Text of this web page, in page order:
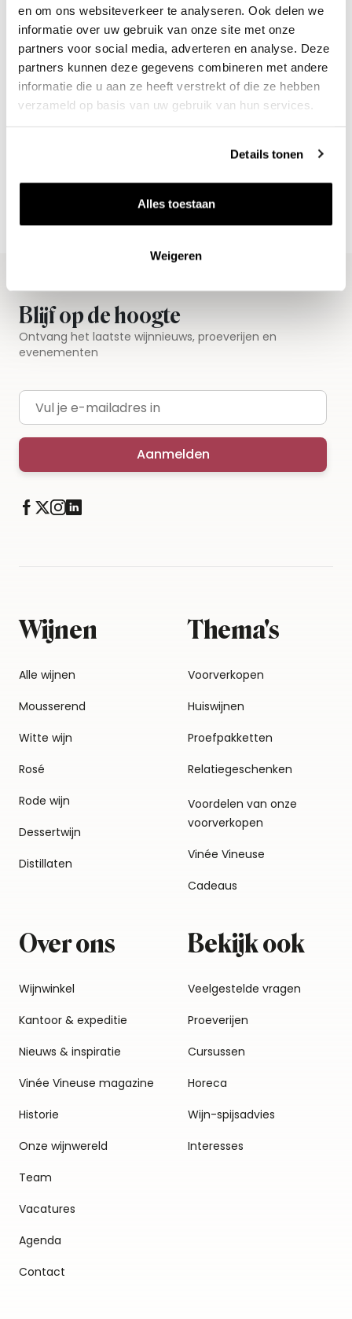
en om ons websiteverkeer te analyseren. Ook delen we
informatie over uw gebruik van onze site met onze
partners voor social media, adverteren en analyse. Deze
partners kunnen deze gegevens combineren met andere
informatie die u aan ze heeft verstrekt of die ze hebben
verzameld op basis van uw gebruik van hun services.
Details tonen
Alles toestaan
Weigeren
Maine
Domaine Luneau-Papin 0.75l
2625
per fles
Blijf op de hoogte
Ontvang het laatste wijnnieuws, proeverijen en
evenementen
E-mailadres
Aanmelden
Wijnen
Alle wijnen
Mousserend
Witte wijn
Rosé
Rode wijn
Dessertwijn
Distillaten
Thema's
Voorverkopen
Huiswijnen
Proefpakketten
Relatiegeschenken
Voordelen van onze
voorverkopen
Vinée Vineuse
Cadeaus
Over ons
Wijnwinkel
Kantoor & expeditie
Nieuws & inspiratie
Vinée Vineuse magazine
Historie
Onze wijnwereld
Team
Vacatures
Agenda
Contact
Bekijk ook
Veelgestelde vragen
Proeverijen
Cursussen
Horeca
Wijn-spijsadvies
Interesses